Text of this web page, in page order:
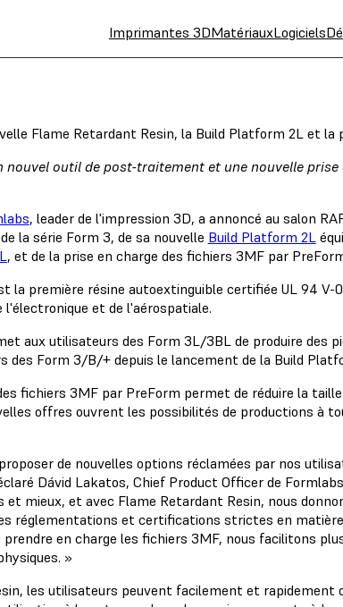
Imprimantes 3DMatériauxLogiciels
Flame Retardant Resin, la Build Platform 2L et la
nouvel outil de post-traitement et une nouvelle
, leader de l'impression 3D, a annoncé au salon
la série Form 3, de sa nouvelle Build Platform 2L
, et de la prise en charge des fichiers 3MF par
la première résine autoextinguible certifiée UL 94
et de l'aérospatiale.
aux utilisateurs des Form 3L/3BL de produire
des Form 3/B/+ depuis le lancement de la Build
fichiers 3MF par PreForm permet de réduire la
offres ouvrent les possibilités de productions à
de nouvelles options réclamées par nos
Dávid Lakatos, Chief Product Officer de
et mieux, et avec Flame Retardant Resin, nous
réglementations et certifications strictes en
en charge les fichiers 3MF, nous facilitons
»
les utilisateurs peuvent facilement et